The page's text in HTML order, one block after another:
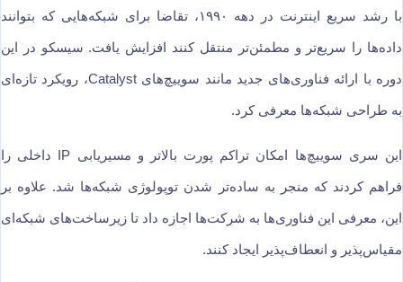
با رشد سریع اینترنت در دهه ۱۹۹۰، تقاضا برای شبکه‌هایی که بتوانند
داده‌ها را سریع‌تر و مطمئن‌تر منتقل کنند افزایش یافت. سیسکو در این
دوره با ارائه فناوری‌های جدید مانند سوییچ‌های Catalyst، رویکرد تازه‌ای
به طراحی شبکه‌ها معرفی کرد.
این سری سوییچ‌ها امکان تراکم پورت بالاتر و مسیریابی IP داخلی را
فراهم کردند که منجر به ساده‌تر شدن توپولوژی شبکه‌ها شد. علاوه بر
این، معرفی این فناوری‌ها به شرکت‌ها اجازه داد تا زیرساخت‌های شبکه‌ای
مقیاس‌پذیر و انعطاف‌پذیر ایجاد کنند.